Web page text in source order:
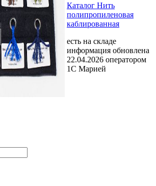
Каталог Нить
полипропиленовая
каблированная
есть на складе
информация обновлена
22.04.2026 оператором
1С Марией